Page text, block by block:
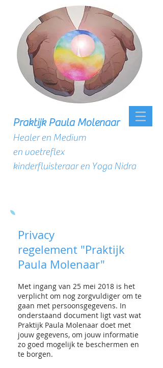
Praktijk Paula Molenaar
Healer en Medium
en voetreflex
kinderfluisteraar en Yoga Nidra
Privacy
regelement "Praktijk
Paula Molenaar"
Met ingang van 25 mei 2018 is het
verplicht om nog zorgvuldiger om te
gaan met persoonsgegevens. In
onderstaand document ligt vast wat
Praktijk Paula Molenaar doet met
jouw gegevens, om jouw informatie
zo goed mogelijk te beschermen en
te borgen.